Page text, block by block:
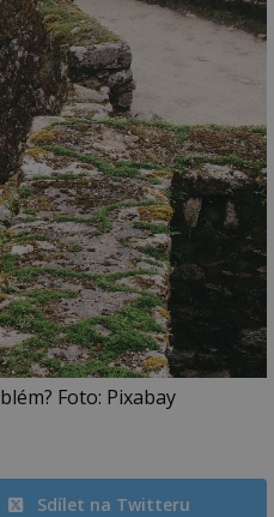
Foto: Pixabay
Sdílet na Twitteru